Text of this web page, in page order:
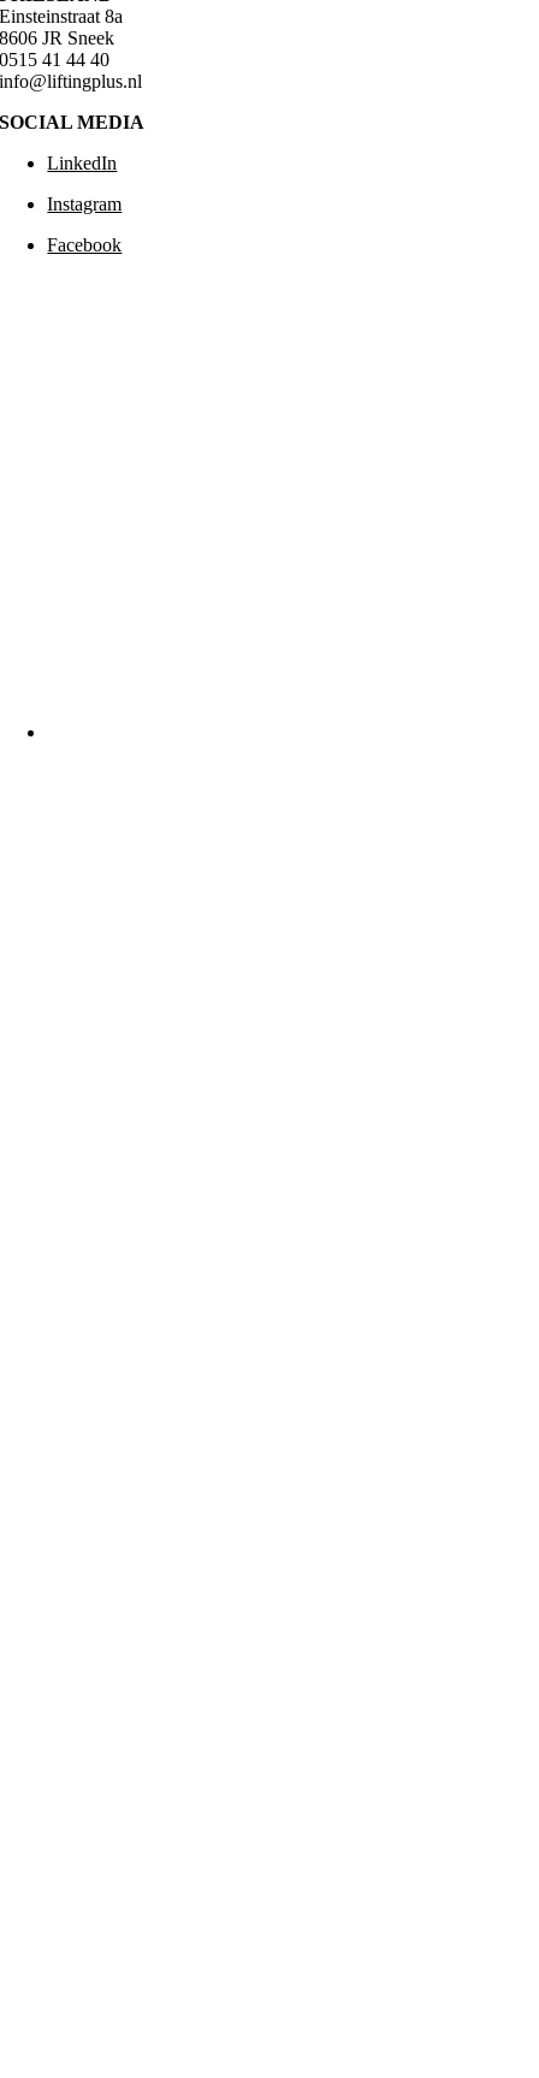
Einsteinstraat 8a
8606 JR Sneek
0515 41 44 40
info@liftingplus.nl
SOCIAL MEDIA
LinkedIn
Instagram
Facebook